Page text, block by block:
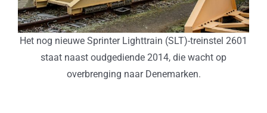
Het nog nieuwe Sprinter Lighttrain (SLT)-treinstel 2601
staat naast oudgediende 2014, die wacht op
overbrenging naar Denemarken.